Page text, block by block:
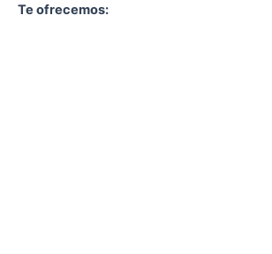
Te ofrecemos: